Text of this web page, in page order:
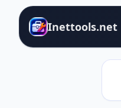
Inettools.net